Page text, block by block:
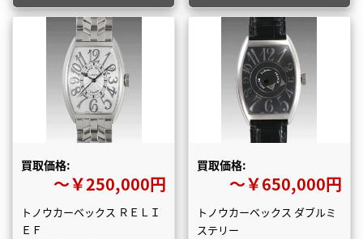
買取価格:
〜￥250,000円
トノウカーベックス ＲＥＬＩ
ＥＦ
買取価格:
〜￥650,000円
トノウカーベックス ダブルミ
ステリー